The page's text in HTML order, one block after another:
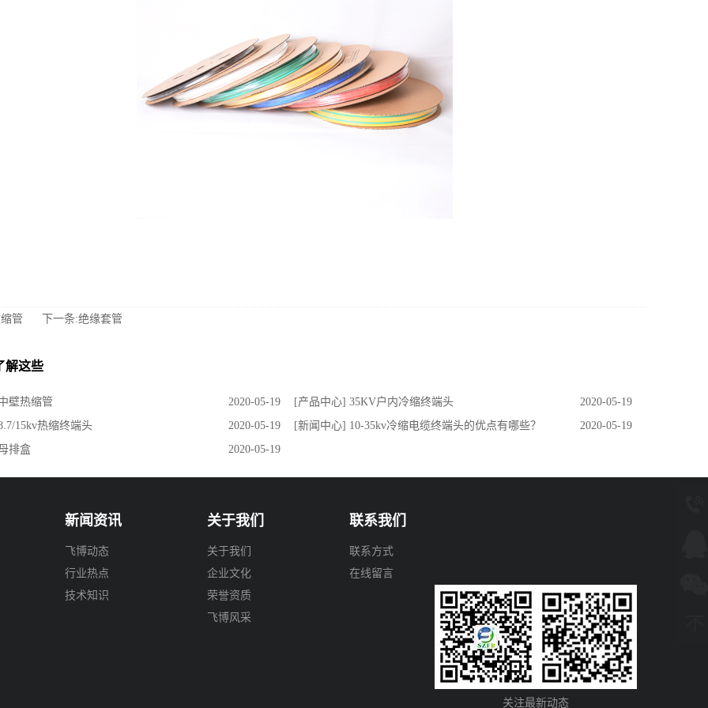
管 下一条:绝缘套管
解这些
壁热缩管 2020-05-19 [产品中心] 35KV户内冷缩终端头
2020-05-19
15kv热缩终端头
2020-05-19 [新闻中心] 10-35kv冷缩电缆终端头的优点有哪些？
2020-05-19
排盒
2020-05-19
新闻资讯
飞博动态
行业热点
技术知识
关于我们
关于我们
企业文化
荣誉资质
飞博风采
联系我们
联系方式
在线留言
关注最新动态